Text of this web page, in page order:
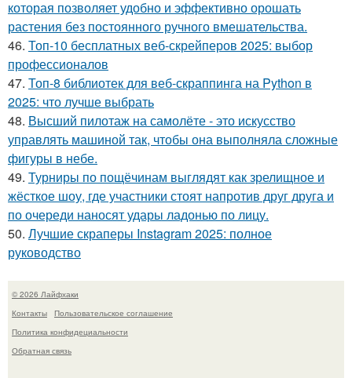
которая позволяет удобно и эффективно орошать
растения без постоянного ручного вмешательства.
46. Топ-10 бесплатных веб-скрейперов 2025: выбор
профессионалов
47. Топ-8 библиотек для веб-скраппинга на Python в
2025: что лучше выбрать
48. Высший пилотаж на самолёте - это искусство
управлять машиной так, чтобы она выполняла сложные
фигуры в небе.
49. Турниры по пощёчинам выглядят как зрелищное и
жёсткое шоу, где участники стоят напротив друг друга и
по очереди наносят удары ладонью по лицу.
50. Лучшие скраперы Instagram 2025: полное
руководство
© 2026 Лайфхаки
Контакты
Пользовательское соглашение
Политика конфидециальности
Обратная связь